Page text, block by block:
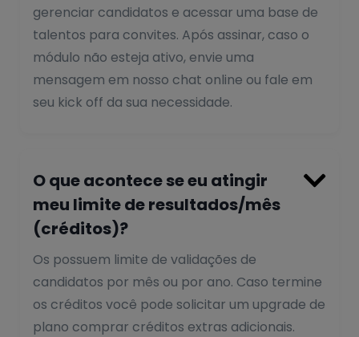
gerenciar candidatos e acessar uma base de
talentos para convites. Após assinar, caso o
módulo não esteja ativo, envie uma
mensagem em nosso chat online ou fale em
seu kick off da sua necessidade.
O que acontece se eu atingir
meu limite de resultados/mês
(créditos)?

Os possuem limite de validações de
candidatos por mês ou por ano. Caso termine
os créditos você pode solicitar um upgrade de
plano comprar créditos extras adicionais.